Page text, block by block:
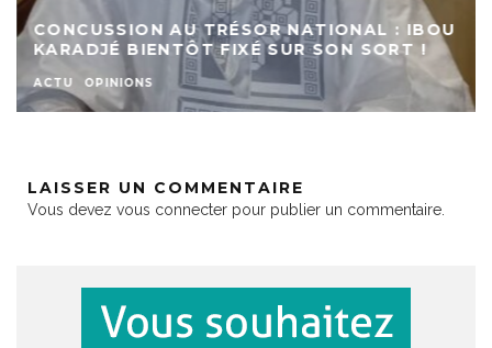
CONCUSSION AU TRÉSOR NATIONAL : IBOU
KARADJÉ BIENTÔT FIXÉ SUR SON SORT !
ACTU OPINIONS
LAISSER UN COMMENTAIRE
Vous devez vous connecter pour publier un commentaire.